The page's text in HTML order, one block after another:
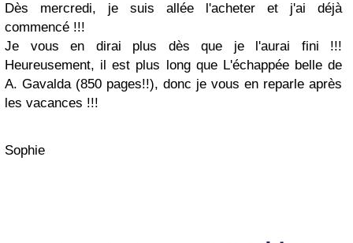
Dès mercredi, je suis allée l'acheter et j'ai déjà
commencé !!!
Je vous en dirai plus dès que je l'aurai fini !!!
Heureusement, il est plus long que L'échappée belle de
A. Gavalda (850 pages!!), donc je vous en reparle après
les vacances !!!
Sophie